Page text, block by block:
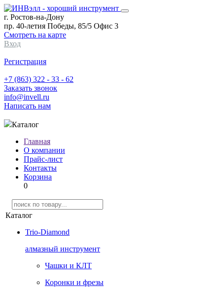
г. Ростов-на-Дону
пр. 40-летия Победы, 85/5 Офис 3
Смотреть на карте
Вход
Регистрация
+7 (863) 322 - 33 - 62
Заказать звонок
info@invell.ru
Написать нам
Каталог
Главная
О компании
Прайс-лист
Контакты
Корзина
0
Каталог
Trio-Diamond
алмазный инструмент
Чашки и КЛТ
Коронки и фрезы